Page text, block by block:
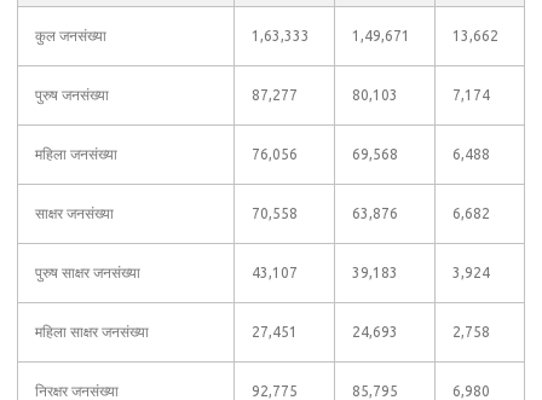
कुल जनसंख्या 1,63,333 1,49,671 13,662
पुरुष जनसंख्या 87,277 80,103 7,174
महिला जनसंख्या 76,056 69,568 6,488
साक्षर जनसंख्या 70,558 63,876 6,682
पुरुष साक्षर जनसंख्या 43,107 39,183 3,924
महिला साक्षर जनसंख्या 27,451 24,693 2,758
निरक्षर जनसंख्या 92,775 85,795 6,980